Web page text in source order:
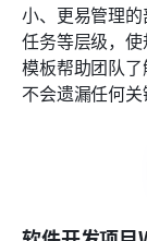
小、更易管理
任务等层级，
模板帮助团队
不会遗漏任何关